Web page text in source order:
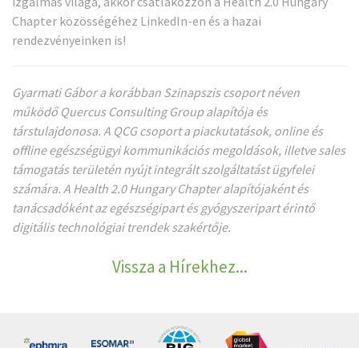
Chapter közösségéhez LinkedIn-en és a hazai
rendezvényeinken is!
Gyarmati Gábor a korábban Szinapszis csoport néven
működő Quercus Consulting Group alapítója és
társtulajdonosa. A QCG csoport a piackutatások, online és
offline egészségügyi kommunikációs megoldások, illetve sales
támogatás területén nyújt integrált szolgáltatást ügyfelei
számára. A Health 2.0 Hungary Chapter alapítójaként és
tanácsadóként az egészségipart és gyógyszeripart érintő
digitális technológiai trendek szakértője.
Vissza a Hírekhez...